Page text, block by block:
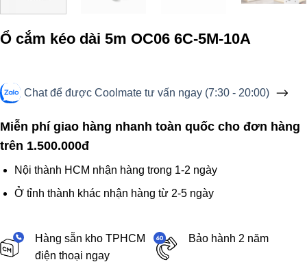
Ổ cắm kéo dài 5m OC06 6C-5M-10A
Chat để được Coolmate tư vấn ngay (7:30 - 20:00)
Miễn phí giao hàng nhanh toàn quốc cho đơn hàng
trên 1.500.000đ
Nội thành HCM nhận hàng trong 1-2 ngày
Ở tỉnh thành khác nhận hàng từ 2-5 ngày
Hàng sẵn kho TPHCM
điện thoại ngay
Bảo hành 2 năm